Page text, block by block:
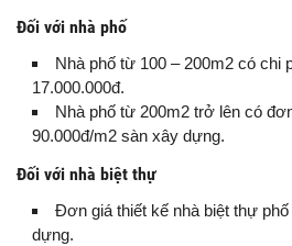
Đối với nhà phố
Nhà phố từ 100 – 200m2 có chi
17.000.000đ.
Nhà phố từ 200m2 trở lên có
90.000đ/m2 sàn xây dựng.
Đối với nhà biệt thự
Đơn giá thiết kế nhà biệt thự
dựng.